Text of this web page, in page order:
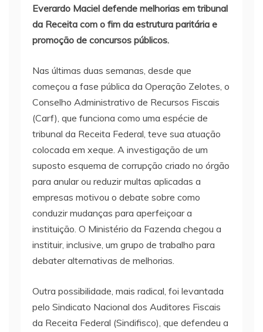
Everardo Maciel defende melhorias em tribunal
da Receita com o fim da estrutura paritária e
promoção de concursos públicos.
Nas últimas duas semanas, desde que
começou a fase pública da Operação Zelotes, o
Conselho Administrativo de Recursos Fiscais
(Carf), que funciona como uma espécie de
tribunal da Receita Federal, teve sua atuação
colocada em xeque. A investigação de um
suposto esquema de corrupção criado no órgão
para anular ou reduzir multas aplicadas a
empresas motivou o debate sobre como
conduzir mudanças para aperfeiçoar a
instituição. O Ministério da Fazenda chegou a
instituir, inclusive, um grupo de trabalho para
debater alternativas de melhorias.
Outra possibilidade, mais radical, foi levantada
pelo Sindicato Nacional dos Auditores Fiscais
da Receita Federal (Sindifisco), que defendeu a